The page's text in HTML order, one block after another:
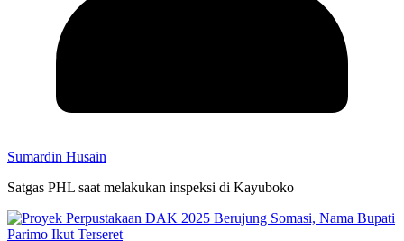
Sumardin Husain
Satgas PHL saat melakukan inspeksi di Kayuboko